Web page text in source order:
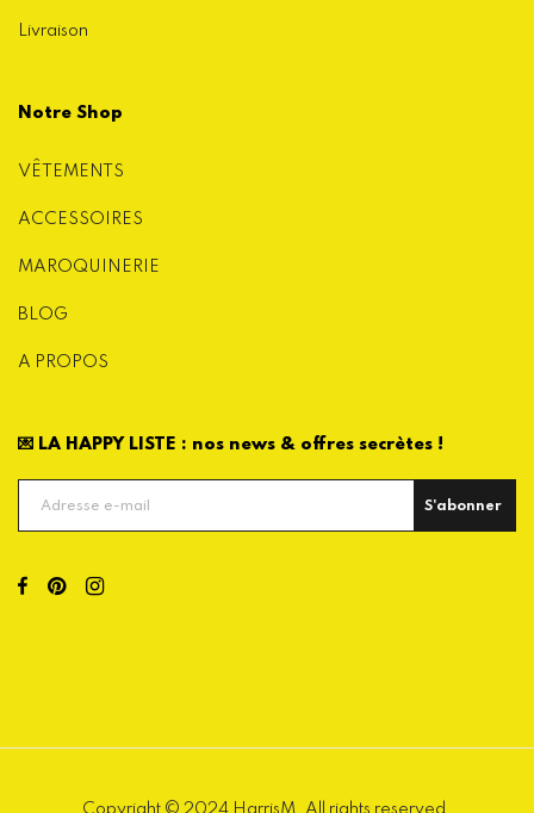
Livraison
Notre Shop
VÊTEMENTS
ACCESSOIRES
MAROQUINERIE
BLOG
A PROPOS
💌 LA HAPPY LISTE : nos news & offres secrètes !
S'abonner
Copyright © 2024 HarrisM. All rights reserved.